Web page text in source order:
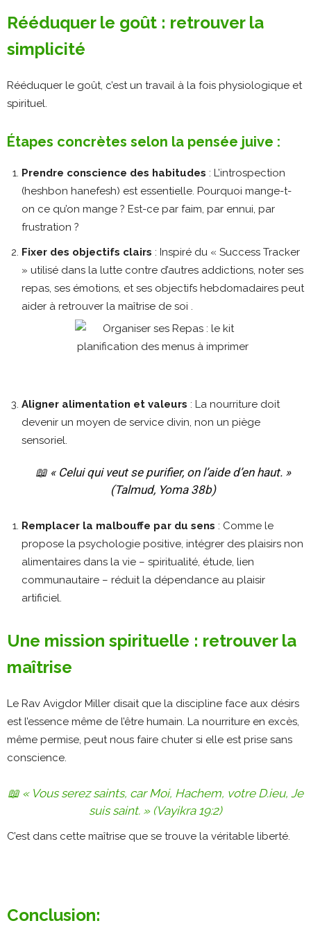
Rééduquer le goût : retrouver la
simplicité
Rééduquer le goût, c’est un travail à la fois physiologique et
spirituel.
Étapes concrètes selon la pensée juive :
Prendre conscience des habitudes : L’introspection
(heshbon hanefesh) est essentielle. Pourquoi mange-t-
on ce qu’on mange ? Est-ce par faim, par ennui, par
frustration ?
Fixer des objectifs clairs : Inspiré du « Success Tracker
» utilisé dans la lutte contre d’autres addictions, noter ses
repas, ses émotions, et ses objectifs hebdomadaires peut
aider à retrouver la maîtrise de soi .
Aligner alimentation et valeurs : La nourriture doit
devenir un moyen de service divin, non un piège
sensoriel.
📖 « Celui qui veut se purifier, on l’aide d’en haut. »
(Talmud, Yoma 38b)
Remplacer la malbouffe par du sens : Comme le
propose la psychologie positive, intégrer des plaisirs non
alimentaires dans la vie – spiritualité, étude, lien
communautaire – réduit la dépendance au plaisir
artificiel​.
Une mission spirituelle : retrouver la
maîtrise
Le Rav Avigdor Miller disait que la discipline face aux désirs
est l’essence même de l’être humain. La nourriture en excès,
même permise, peut nous faire chuter si elle est prise sans
conscience.
📖 « Vous serez saints, car Moi, Hachem, votre D.ieu, Je
suis saint. »(Vayikra 19:2)
C’est dans cette maîtrise que se trouve la véritable liberté.
Conclusion: